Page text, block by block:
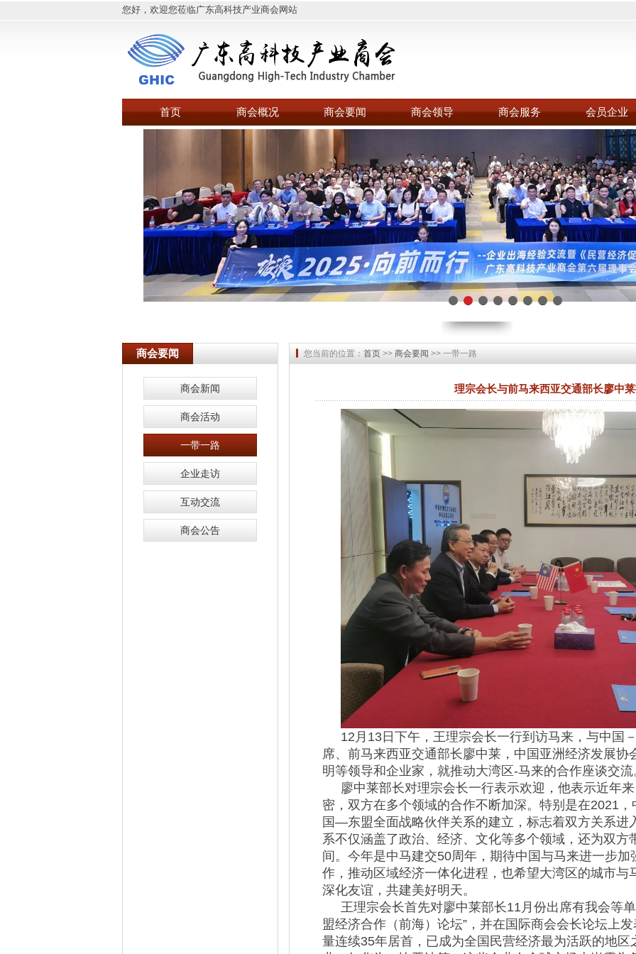
您好，欢迎您莅临广东高科技产业商会网站
首页 商会概况 商会要闻 商会领导 商会服务 会员企业
1 2 3 4 5 6 7 8
商会要闻 您当前的位置： 首页 >> 商会要闻 >> 一带一路
商会新闻
商会活动
一带一路
企业走访
互动交流
商会公告
理宗会长与前马来西亚交通部长廖中
12月13日下午，王理宗会长一行到访马来，与中国
席、前马来西亚交通部长廖中莱，中国亚洲经济发展
明等领导和企业家，就推动大湾区-马来的合作座谈交流
廖中莱部长对理宗会长一行表示欢迎，他表示近年
密，双方在多个领域的合作不断加深。特别是在2021
国—东盟全面战略伙伴关系的建立，标志着双方关系进
系不仅涵盖了政治、经济、文化等多个领域，还为双方
间。今年是中马建交50周年，期待中国与马来进一步
作，推动区域经济一体化进程，也希望大湾区的城市与
深化友谊，共建美好明天。
王理宗会长首先对廖中莱部长11月份出席有我会等
盟经济合作（前海）论坛”，并在国际商会会长论坛上
量连续35年居首，已成为全国民营经济最为活跃的地